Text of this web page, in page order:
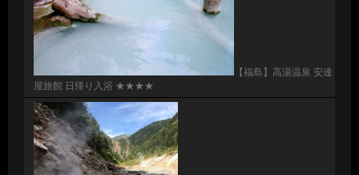
【福島】高湯温泉 安達
屋旅館 日帰り入浴 ★★★★